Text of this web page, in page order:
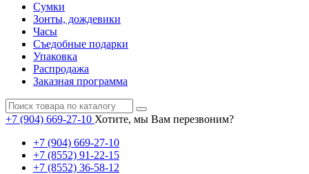
Сумки
Зонты, дождевики
Часы
Съедобные подарки
Упаковка
Распродажа
Заказная программа
+7 (904) 669-27-10 Хотите, мы Вам перезвоним?
+7 (904) 669-27-10
+7 (8552) 91-22-15
+7 (8552) 36-58-12